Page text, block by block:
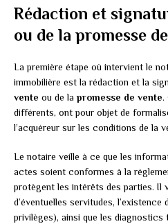
Rédaction et
ou de la promesse
La première étape où intervient le
immobilière est la rédaction et la
vente ou de la promesse de vente.
différents, ont pour objet de
l’acquéreur sur les conditions de la
Le notaire veille à ce que les
actes soient conformes à la
protègent les intérêts des parties. Il
d’éventuelles servitudes,
privilèges), ainsi que les diagnostics